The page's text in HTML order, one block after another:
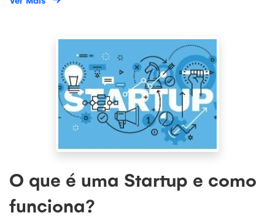
O que é uma Startup e como
funciona?